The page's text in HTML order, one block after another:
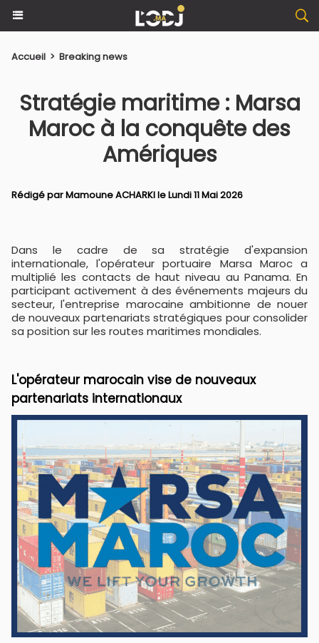
Accueil > Breaking news
Stratégie maritime : Marsa
Maroc à la conquête des
Amériques
Rédigé parMamoune ACHARKIle Lundi 11 Mai 2026
Dans le cadre de sa stratégie d'expansion
internationale, l'opérateur portuaire Marsa Maroc a
multiplié les contacts de haut niveau au Panama. En
participant activement à des événements majeurs du
secteur, l'entreprise marocaine ambitionne de nouer
de nouveaux partenariats stratégiques pour consolider
sa position sur les routes maritimes mondiales.
L'opérateur marocain vise de nouveaux
partenariats internationaux